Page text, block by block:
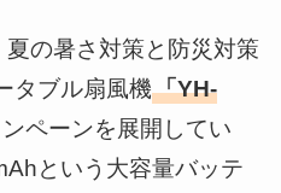
夏の暑さ対策と防災対策
タブル扇風機「YH-
ペーンを展開してい
という大容量バッテ